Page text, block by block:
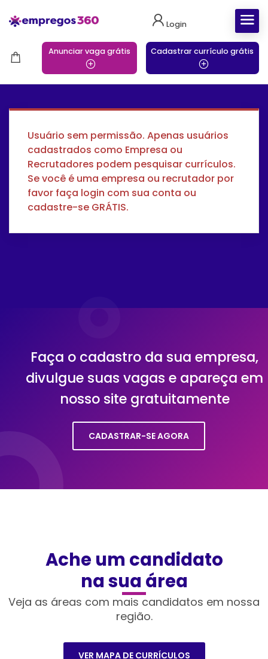
Login
Anunciar vaga grátis Cadastrar currículo grátis
Usuário sem permissão. Apenas usuários
cadastrados como Empresa ou
Recrutadores podem pesquisar currículos.
Se você é uma empresa ou recrutador por
favor faça login com sua conta ou
cadastre-se GRÁTIS.
Faça o cadastro da sua empresa,
divulgue suas vagas e apareça em
nosso site gratuitamente
CADASTRAR-SE AGORA
Ache um candidato
na sua área
Veja as áreas com mais candidatos em nossa
região.
VER MAPA DE CURRÍCULOS